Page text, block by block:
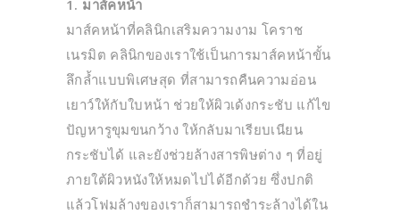
1. มาส์คหน้า
มาส์คหน้าที่คลินิกเสริมความงาม โคราช
เนรมิต คลินิกของเราใช้เป็นการมาส์คหน้าขั้น
ลึกล้ำแบบพิเศษสุด ที่สามารถคืนความอ่อน
เยาว์ให้กับใบหน้า ช่วยให้ผิวเด้งกระชับ แก้ไข
ปัญหารูขุมขนกว้าง ให้กลับมาเรียบเนียน
กระชับได้ และยังช่วยล้างสารพิษต่าง ๆ ที่อยู่
ภายใต้ผิวหนังให้หมดไปได้อีกด้วย ซึ่งปกติ
แล้วโฟมล้างของเราก็สามารถชำระล้างได้ใน